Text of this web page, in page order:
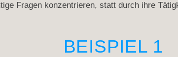
Fragen konzentrieren, statt durch ihre
BEISPIEL 1